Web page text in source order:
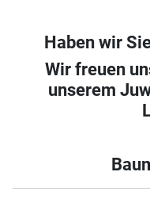
Haben wir
Wir freuen
unserem